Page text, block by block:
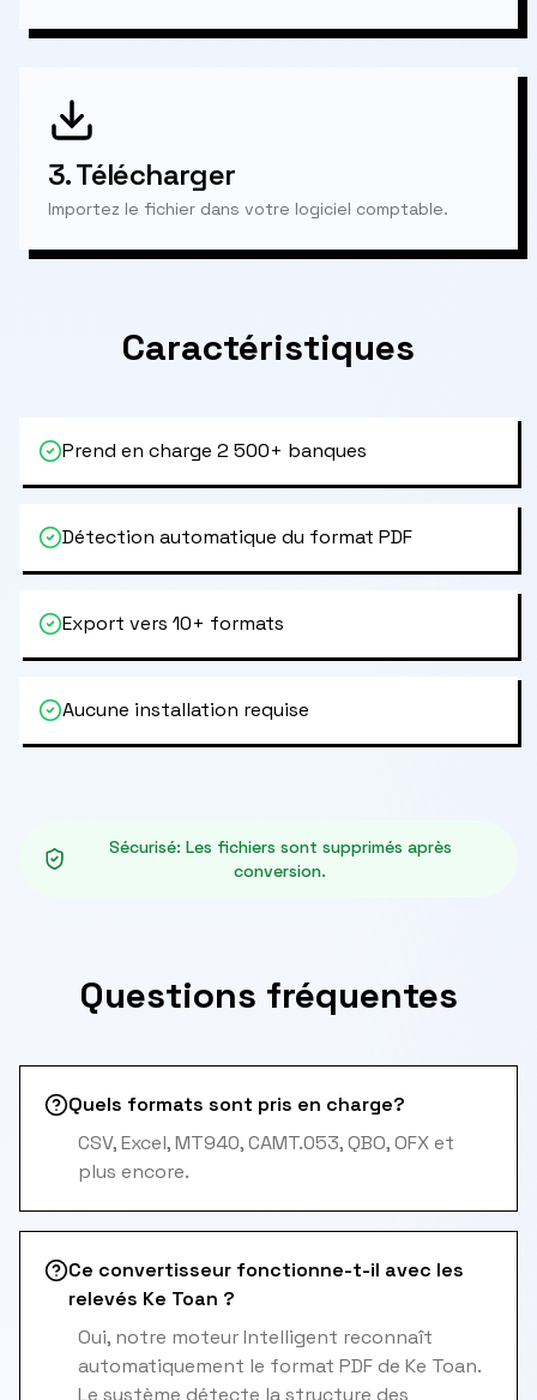
3.Télécharger
Importez le fichier dans votre logiciel comptable.
Caractéristiques
Prend en charge 2 500+ banques
Détection automatique du format PDF
Export vers 10+ formats
Aucune installation requise
Sécurisé: Les fichiers sont supprimés après
conversion.
Questions fréquentes
Quels formats sont pris en charge?
CSV, Excel, MT940, CAMT.053, QBO, OFX et
plus encore.
Ce convertisseur fonctionne-t-il avec les
relevés Ke Toan ?
Oui, notre moteur Intelligent reconnaît
automatiquement le format PDF de Ke Toan.
Le système détecte la structure des